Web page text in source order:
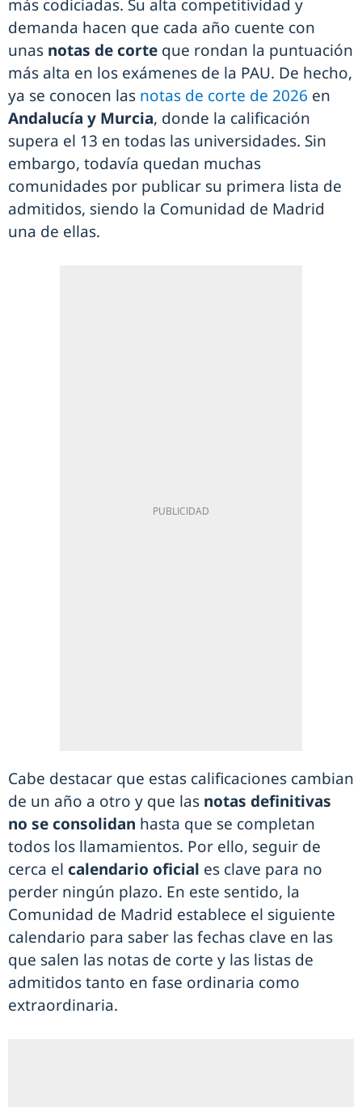
más codiciadas. Su alta competitividad y
demanda hacen que cada año cuente con
unas notas de corte que rondan la puntuación
más alta en los exámenes de la PAU. De hecho,
ya se conocen las notas de corte de 2026 en
Andalucía y Murcia, donde la calificación
supera el 13 en todas las universidades. Sin
embargo, todavía quedan muchas
comunidades por publicar su primera lista de
admitidos, siendo la Comunidad de Madrid
una de ellas.
Cabe destacar que estas calificaciones cambian
de un año a otro y que las notas definitivas
no se consolidan hasta que se completan
todos los llamamientos. Por ello, seguir de
cerca el calendario oficial es clave para no
perder ningún plazo. En este sentido, la
Comunidad de Madrid establece el siguiente
calendario para saber las fechas clave en las
que salen las notas de corte y las listas de
admitidos tanto en fase ordinaria como
extraordinaria.